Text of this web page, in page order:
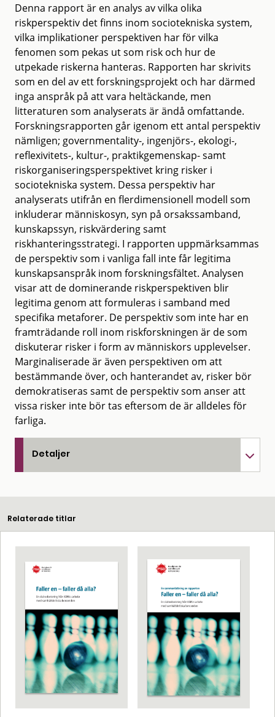
Denna rapport är en analys av vilka olika
riskperspektiv det finns inom sociotekniska system,
vilka implikationer perspektiven har för vilka
fenomen som pekas ut som risk och hur de
utpekade riskerna hanteras. Rapporten har skrivits
som en del av ett forskningsprojekt och har därmed
inga anspråk på att vara heltäckande, men
litteraturen som analyserats är ändå omfattande.
Forskningsrapporten går igenom ett antal perspektiv
nämligen; governmentality-, ingenjörs-, ekologi-,
reflexivitets-, kultur-, praktikgemenskap- samt
riskorganiseringsperspektivet kring risker i
sociotekniska system. Dessa perspektiv har
analyserats utifrån en flerdimensionell modell som
inkluderar människosyn, syn på orsakssamband,
kunskapssyn, riskvärdering samt
riskhanteringsstrategi. I rapporten uppmärksammas
de perspektiv som i vanliga fall inte får legitima
kunskapsanspråk inom forskningsfältet. Analysen
visar att de dominerande riskperspektiven blir
legitima genom att formuleras i samband med
specifika metaforer. De perspektiv som inte har en
framträdande roll inom riskforskningen är de som
diskuterar risker i form av människors upplevelser.
Marginaliserade är även perspektiven om att
bestämmande över, och hanterandet av, risker bör
demokratiseras samt de perspektiv som anser att
vissa risker inte bör tas eftersom de är alldeles för
farliga.
Detaljer
Relaterade titlar